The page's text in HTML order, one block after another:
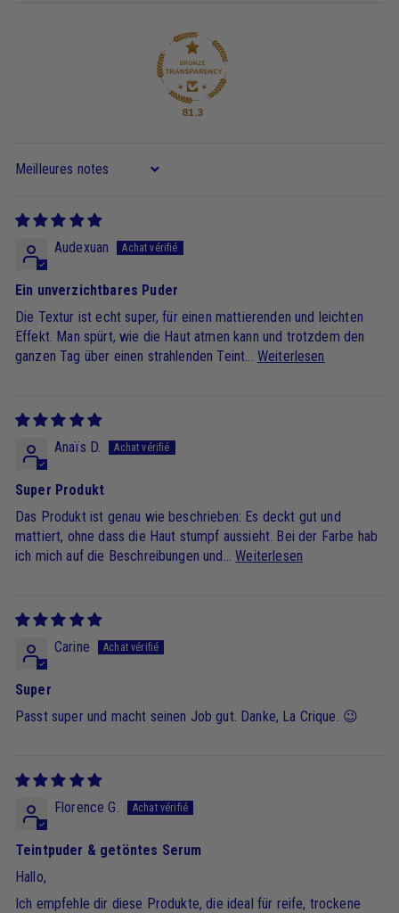
81.3
Sort by
Audexuan
Ein unverzichtbares Puder
Die Textur ist echt super, für einen mattierenden und leichten
Effekt. Man spürt, wie die Haut atmen kann und trotzdem den
ganzen Tag über einen strahlenden Teint... Weiterlesen
Anaïs D.
Super Produkt
Das Produkt ist genau wie beschrieben: Es deckt gut und
mattiert, ohne dass die Haut stumpf aussieht. Bei der Farbe hab
ich mich auf die Beschreibungen und...Weiterlesen
Carine
Super
Passt super und macht seinen Job gut. Danke, La Crique. 😉
Florence G.
Teintpuder & getöntes Serum
Hallo,
Ich empfehle dir diese Produkte, die ideal für reife, trockene